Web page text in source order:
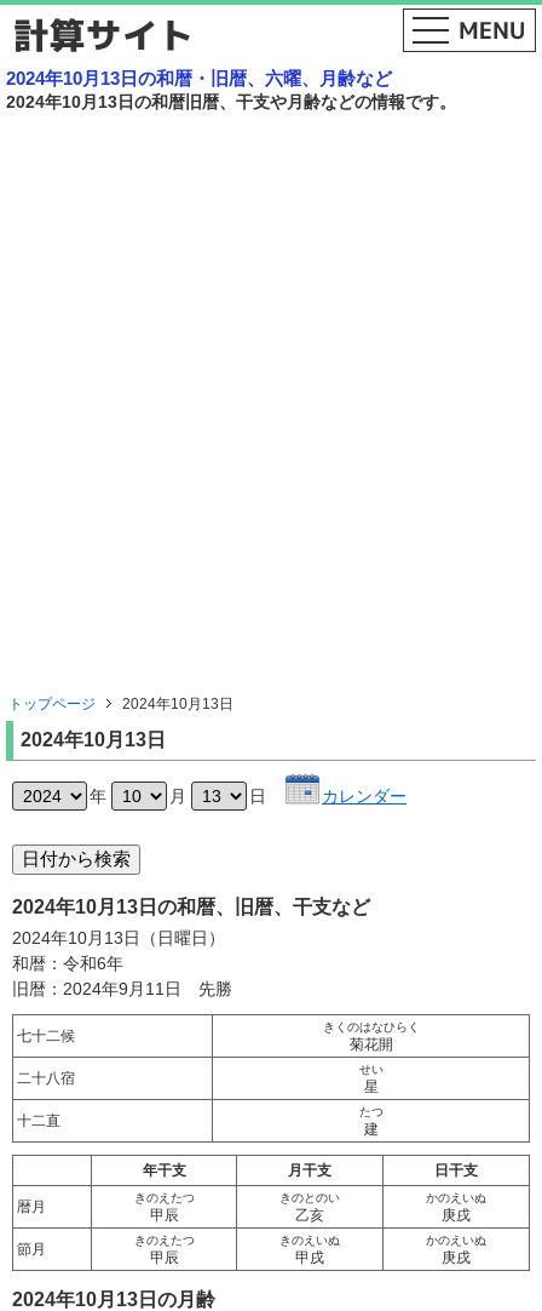
2024年10月13日の和暦・旧暦、六曜、月齢など
2024年10月13日の和暦旧暦、干支や月齢などの情報です。
トップページ 2024年10月13日
2024年10月13日
年 月 日 カレンダー
2024年10月13日の和暦、旧暦、干支など
2024年10月13日（日曜日）
和暦：令和6年
旧暦：2024年9月11日 先勝
七十二候
きくのはなひらく
菊花開
二十八宿
せい
星
十二直
たつ
建
年干支 月干支 日干支
暦月
きのえたつ
甲辰
きのとのい
乙亥
かのえいぬ
庚戌
節月
きのえたつ
甲辰
きのえいぬ
甲戌
かのえいぬ
庚戌
2024年10月13日の月齢